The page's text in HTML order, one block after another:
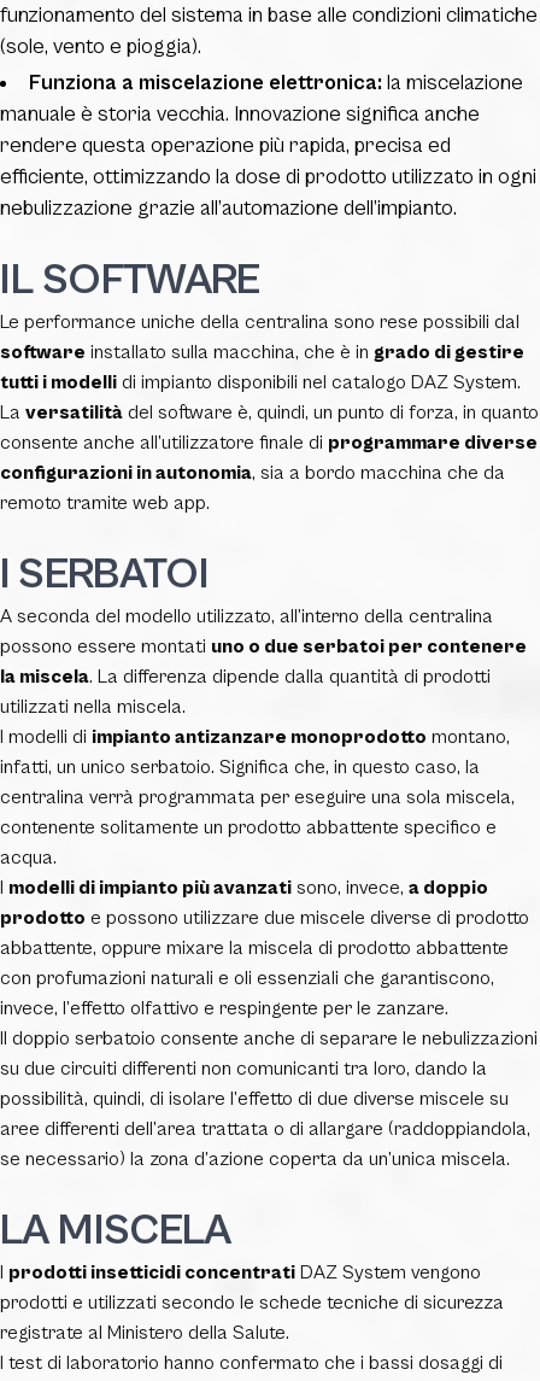
funzionamento del sistema in base alle condizioni climatiche
(sole, vento e pioggia).
Funziona a miscelazione elettronica: la miscelazione
manuale è storia vecchia. Innovazione significa anche
rendere questa operazione più rapida, precisa ed
efficiente, ottimizzando la dose di prodotto utilizzato in ogni
nebulizzazione grazie all’automazione dell’impianto.
IL SOFTWARE
Le performance uniche della centralina sono rese possibili dal
software installato sulla macchina, che è in grado di gestire
tutti i modelli di impianto disponibili nel catalogo DAZ System.
La versatilità del software è, quindi, un punto di forza, in quanto
consente anche all’utilizzatore finale di programmare diverse
configurazioni in autonomia, sia a bordo macchina che da
remoto tramite web app.
I SERBATOI
A seconda del modello utilizzato, all’interno della centralina
possono essere montati uno o due serbatoi per contenere
la miscela. La differenza dipende dalla quantità di prodotti
utilizzati nella miscela.
I modelli di impianto antizanzare monoprodotto montano,
infatti, un unico serbatoio. Significa che, in questo caso, la
centralina verrà programmata per eseguire una sola miscela,
contenente solitamente un prodotto abbattente specifico e
acqua.
I modelli di impianto più avanzati sono, invece, a doppio
prodotto e possono utilizzare due miscele diverse di prodotto
abbattente, oppure mixare la miscela di prodotto abbattente
con profumazioni naturali e oli essenziali che garantiscono,
invece, l’effetto olfattivo e respingente per le zanzare.
Il doppio serbatoio consente anche di separare le nebulizzazioni
su due circuiti differenti non comunicanti tra loro, dando la
possibilità, quindi, di isolare l’effetto di due diverse miscele su
aree differenti dell’area trattata o di allargare (raddoppiandola,
se necessario) la zona d’azione coperta da un’unica miscela.
LA MISCELA
I prodotti insetticidi concentrati DAZ System vengono
prodotti e utilizzati secondo le schede tecniche di sicurezza
registrate al Ministero della Salute.
I test di laboratorio hanno confermato che i bassi dosaggi di